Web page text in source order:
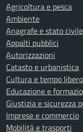
Agricoltura e pesca
Ambiente
Anagrafe e stato civile
Appalti pubblici
Autorizzazioni
Catasto e urbanistica
Cultura e tempo libero
Educazione e
Giustizia e sicurezza
Imprese e commercio
Mobilità e trasporti